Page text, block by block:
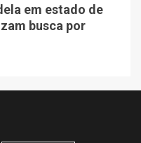
em estado de
busca por